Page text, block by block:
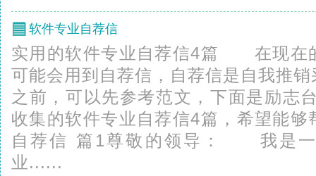
软件专业自荐信
实用的软件专业自荐信4篇 在现在
可能会用到自荐信，自荐信是自我推
之前，可以先参考范文，下面是励志
收集的软件专业自荐信4篇，希望能够
自荐信 篇1尊敬的领导： 我是一
业......